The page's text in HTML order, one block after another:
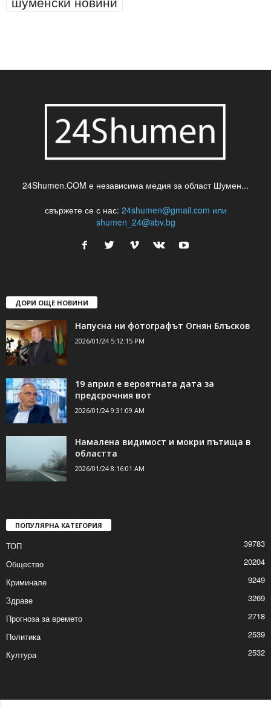
24Shumen.COM е независима медия за област Шумен...
свържете се с нас: 24shumen@gmail.com или
shumen_24@abv.bg
ДОРИ ОЩЕ НОВИНИ
Напусна ни фотографът Огнян Блъсков
2026/01/24 5:12:15 PM
19 април е вероятната дата за
предсрочния вот
2026/01/24 9:31:09 AM
Намалена видимост и мокри пътища в
областта
2026/01/24 8:16:01 AM
ПОПУЛЯРНА КАТЕГОРИЯ
ТОП
39783
Общество
20204
Криминале
9249
Здраве
3269
Прогноза за времето
2718
Политика
2539
Култура
2532